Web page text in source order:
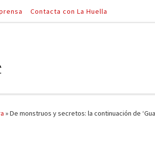
Contacta con La Huella
»De monstruos y secretos: la continuación de